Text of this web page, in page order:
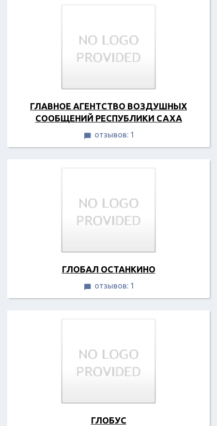
ГЛАВНОЕ АГЕНТСТВО ВОЗДУШНЫХ
СООБЩЕНИЙ РЕСПУБЛИКИ САХА
 отзывов: 1
ГЛОБАЛ ОСТАНКИНО
 отзывов: 1
ГЛОБУС